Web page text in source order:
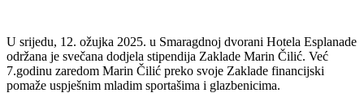
U srijedu, 12. ožujka 2025. u Smaragdnoj dvorani Hotela Esplanade
održana je svečana dodjela stipendija Zaklade Marin Čilić. Već
7.godinu zaredom Marin Čilić preko svoje Zaklade financijski
pomaže uspješnim mladim sportašima i glazbenicima.